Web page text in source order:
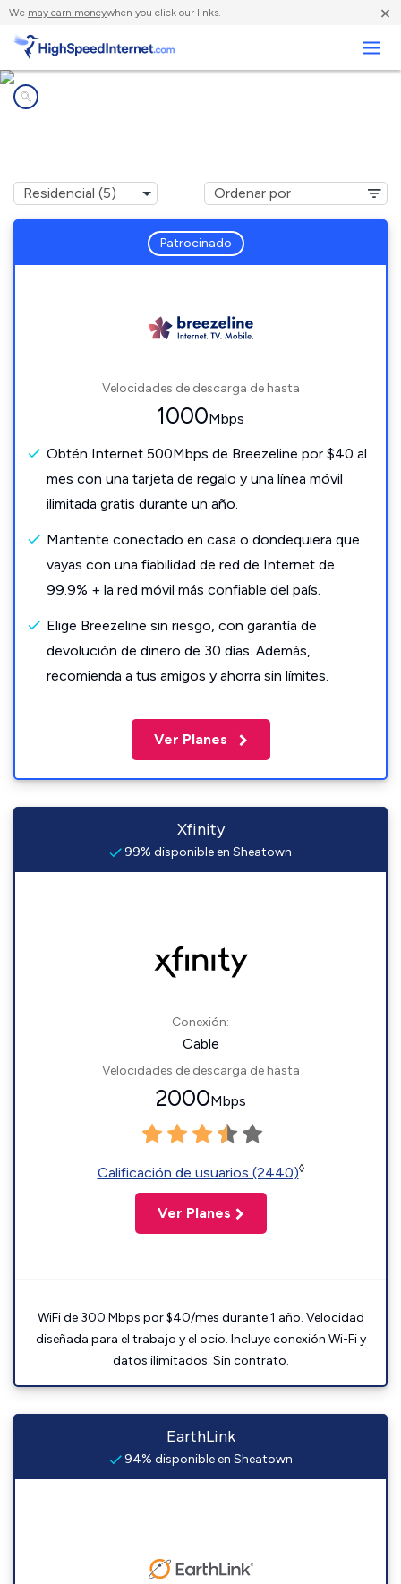
We may earn moneywhen you click our links. ×
Patrocinado
Velocidades de descarga de hasta
1000Mbps
Obtén Internet 500Mbps de Breezeline por $40 al
mes con una tarjeta de regalo y una línea móvil
ilimitada gratis durante un año.
Mantente conectado en casa o dondequiera que
vayas con una fiabilidad de red de Internet de
99.9% + la red móvil más confiable del país.
Elige Breezeline sin riesgo, con garantía de
devolución de dinero de 30 días. Además,
recomienda a tus amigos y ahorra sin límites.
Ver Planes
Xfinity
99% disponible en Sheatown
Conexión:
Cable
Velocidades de descarga de hasta
2000Mbps
Calificación de usuarios (2440)◊
Ver Planes
WiFi de 300 Mbps por $40/mes durante 1 año. Velocidad
diseñada para el trabajo y el ocio. Incluye conexión Wi-Fi y
datos ilimitados. Sin contrato.
EarthLink
94% disponible en Sheatown